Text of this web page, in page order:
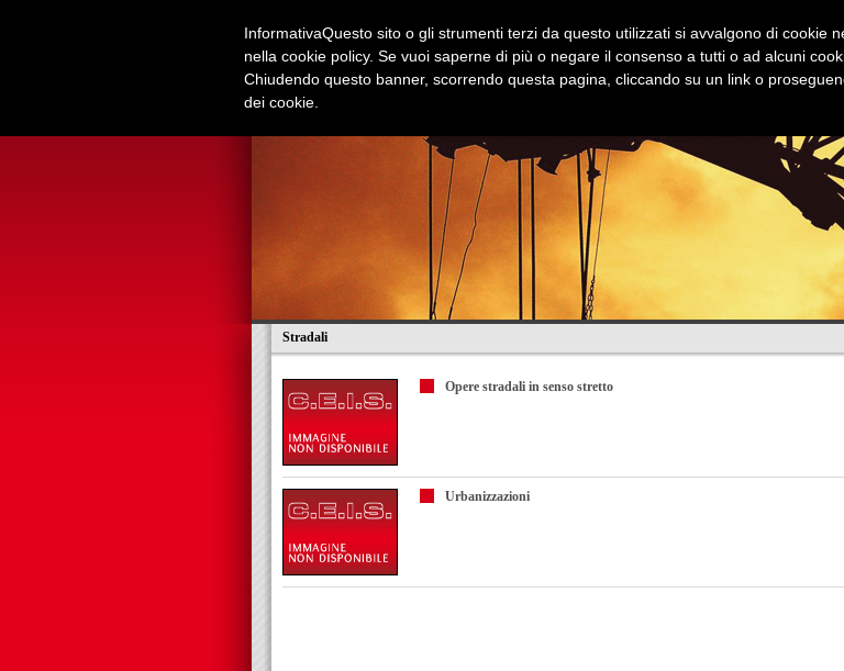
Stradali
Opere stradali in senso stretto
Urbanizzazioni
InformativaQuesto sito o gli strumenti terzi da questo utilizzati si avvalgono di cookie
nella cookie policy. Se vuoi saperne di più o negare il consenso a tutti o ad alcuni
Chiudendo questo banner, scorrendo questa pagina, cliccando su un link o
dei cookie.